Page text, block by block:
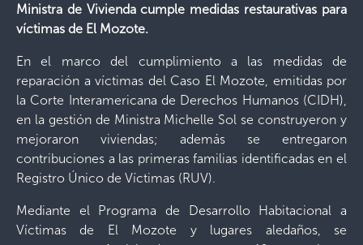
Ministra de Vivienda cumple medidas restaurativas para
víctimas de El Mozote.
En el marco del cumplimiento a las medidas de
reparación a víctimas del Caso El Mozote, emitidas por
la Corte Interamericana de Derechos Humanos (CIDH),
en la gestión de Ministra Michelle Sol se construyeron y
mejoraron viviendas; además se entregaron
contribuciones a las primeras familias identificadas en el
Registro Único de Víctimas (RUV).
Mediante el Programa de Desarrollo Habitacional a
Víctimas de El Mozote y lugares aledaños, se